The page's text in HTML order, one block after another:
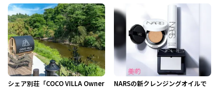
シェア別荘「COCO VILLA Owner
NARSの新クレンジングオイルで